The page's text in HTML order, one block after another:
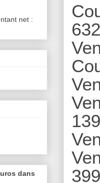
net :
dans